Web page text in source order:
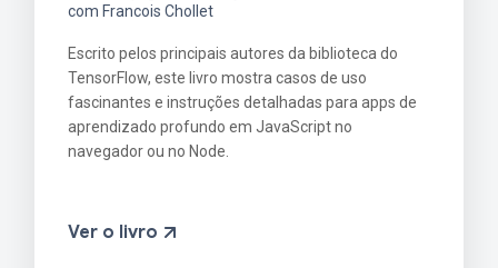
com Francois Chollet
Escrito pelos principais autores da biblioteca do
TensorFlow, este livro mostra casos de uso
fascinantes e instruções detalhadas para apps de
aprendizado profundo em JavaScript no
navegador ou no Node.
Ver o livro